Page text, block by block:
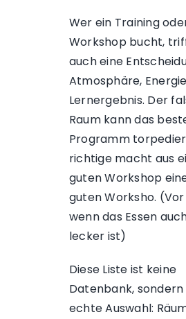
Wer ein Training
Workshop bucht,
auch eine
Atmosphäre,
Lernergebnis. Der
Raum kann das
Programm
richtige macht aus
guten Workshop
guten Worksho.
wenn das Essen
lecker ist)
Diese Liste ist keine
Datenbank, sondern
echte Auswahl: